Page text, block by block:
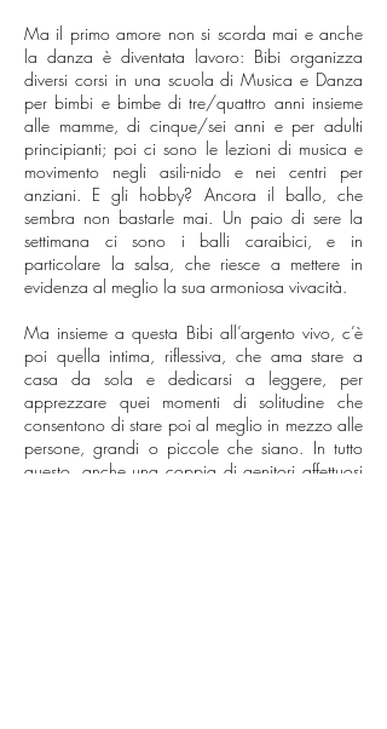
Ma il primo amore non si scorda mai e anche
la danza è diventata lavoro: Bibi organizza
diversi corsi in una scuola di Musica e Danza
per bimbi e bimbe di tre/quattro anni insieme
alle mamme, di cinque/sei anni e per adulti
principianti; poi ci sono le lezioni di musica e
movimento negli asili-nido e nei centri per
anziani. E gli hobby? Ancora il ballo, che
sembra non bastarle mai. Un paio di sere la
settimana ci sono i balli caraibici, e in
particolare la salsa, che riesce a mettere in
evidenza al meglio la sua armoniosa vivacità.
Ma insieme a questa Bibi all’argento vivo, c’è
poi quella intima, riflessiva, che ama stare a
casa da sola e dedicarsi a leggere, per
apprezzare quei momenti di solitudine che
consentono di stare poi al meglio in mezzo alle
persone, grandi o piccole che siano. In tutto
questo, anche una coppia di genitori affettuosi